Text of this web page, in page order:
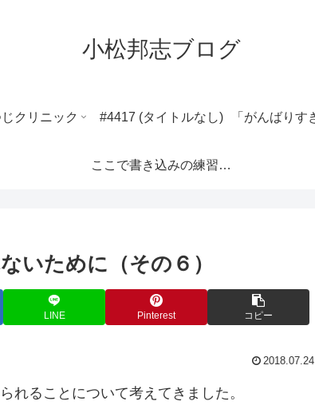
小松邦志ブログ
クリニック #4417 (タイトルなし)
ここで書き込みの練習ができます。
いために（その６）
LINE Pinterest コピー
2018.07.24
ることについて考えてきました。